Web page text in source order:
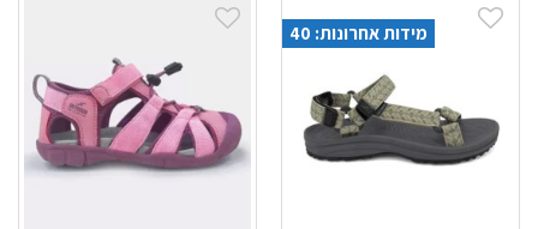
סוגים.
האפשרויות
בעמוד
המוצר
סוגים.
האפשרויות
בעמוד
המוצר
מידות אחרונות: 40